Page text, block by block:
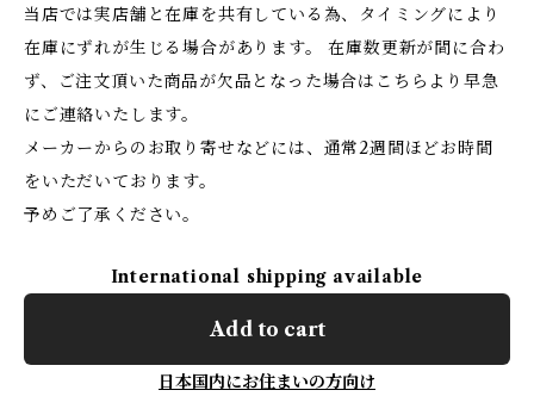
当店では実店舗と在庫を共有している為、タイミングにより
在庫にずれが生じる場合があります。 在庫数更新が間に合わ
ず、ご注文頂いた商品が欠品となった場合はこちらより早急
にご連絡いたします。
メーカーからのお取り寄せなどには、通常2週間ほどお時間
をいただいております。
予めご了承ください。
International shipping available
Add to cart
日本国内にお住まいの方向け